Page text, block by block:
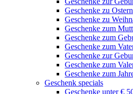
Geschenke zu Ostern
Geschenke zu
Geschenke zum
Geschenke zum
Geschenke zum
Geschenke zur
Geschenke zum
Geschenke zum
Geschenk specials
Geschenke unter €